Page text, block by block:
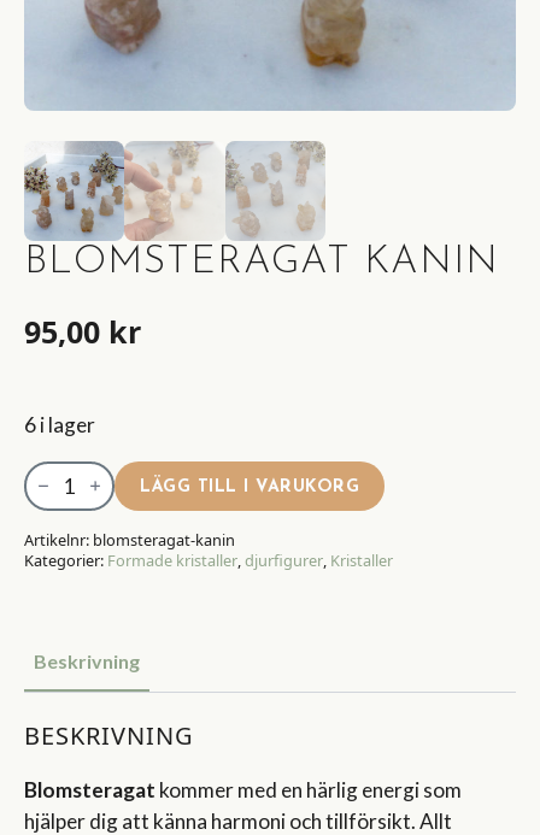
BLOMSTERAGAT KANIN
95,00 kr
6 i lager
Blomsteragat
Kanin
mängd
LÄGG TILL I VARUKORG
Artikelnr: blomsteragat-kanin
Kategorier: Formade kristaller,djurfigurer, Kristaller
Beskrivning
BESKRIVNING
Blomsteragat kommer med en härlig energi som
hjälper dig att känna harmoni och tillförsikt. Allt